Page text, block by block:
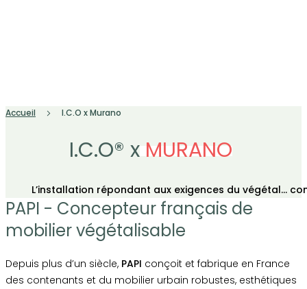
Accueil I.C.O x Murano
I.C.O® x MURANO
L’installation répondant aux exigences du végétal…
PAPI - Concepteur français de
mobilier végétalisable
Depuis plus d’un siècle, PAPI conçoit et fabrique en France
des contenants et du mobilier urbain robustes, esthétiques